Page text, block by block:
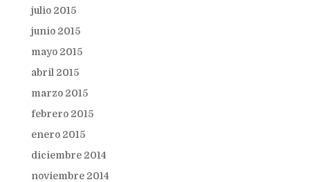
julio 2015
junio 2015
mayo 2015
abril 2015
marzo 2015
febrero 2015
enero 2015
diciembre 2014
noviembre 2014